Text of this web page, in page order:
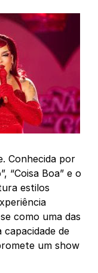
Conhecida por
“Coisa Boa” e o
estilos
como uma das
de
um show